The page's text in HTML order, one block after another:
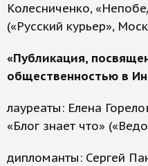
Колесниченко,
(«Русский курьер»,
«Публикация,
общественностью в
лауреаты: Елена
«Блог знает что»
дипломанты: Сергей